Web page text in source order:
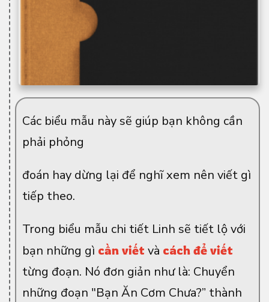
Các biểu mẫu này sẽ giúp bạn không cần
phải phỏng
đoán hay dừng lại để nghĩ xem nên viết gì
tiếp theo.
Trong biểu mẫu chi tiết Linh sẽ tiết lộ với
bạn những gì cần viết và cách để viết
từng đoạn. Nó đơn giản như là: Chuyển
những đoạn "Bạn Ăn Cơm Chưa?” thành